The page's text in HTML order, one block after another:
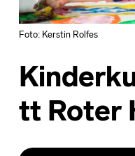
Foto: Kerstin Rolfes
tt Roter
Skip back to main navigation